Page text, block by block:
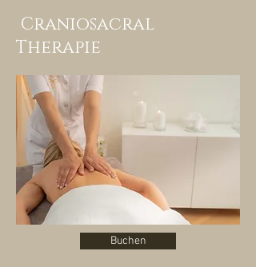
Craniosacral
Therapie
Buchen